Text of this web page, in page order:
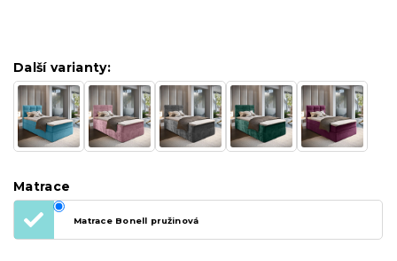
Další varianty:
Matrace
Matrace Bonell pružinová